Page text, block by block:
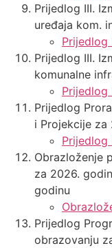
Prijedlog III.
uređaja kom.
Prijedlog
Prijedlog III.
komunalne
Prijedlog
Prijedlog
i Projekcije za
Prijedlog
Obrazloženje
za 2026.
godinu
Prijedlog
obrazovanju